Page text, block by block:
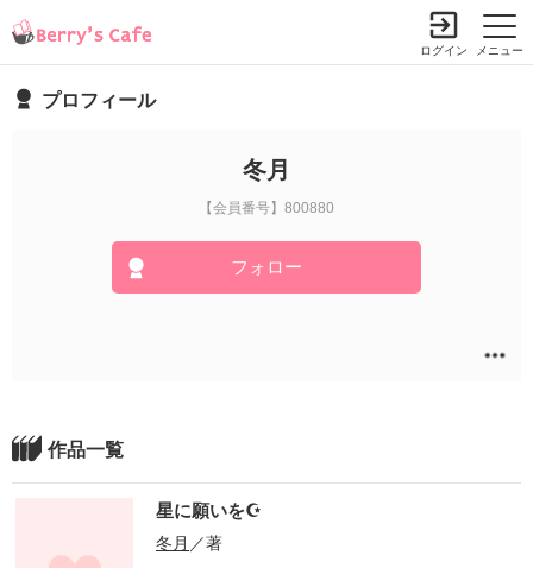
メニュー
ログイン
プロフィール
冬月
【会員番号】800880
フォロー
作品一覧
星に願いを☪ ‎
冬月 ／著